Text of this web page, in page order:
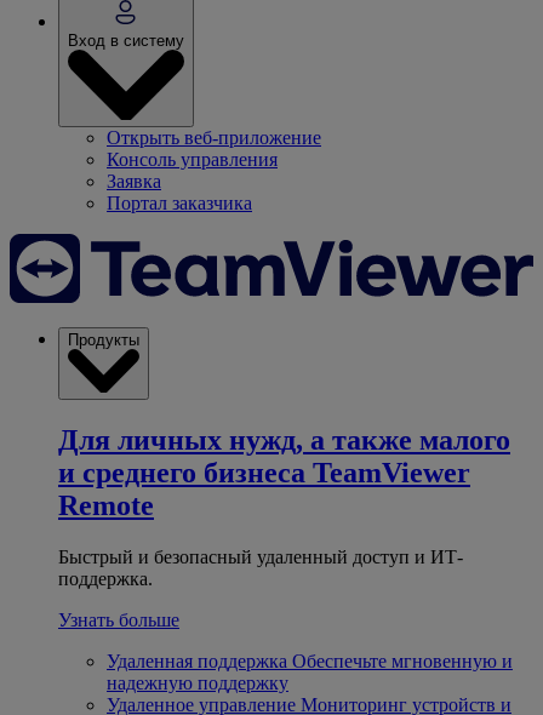
Вход в систему
Открыть веб-приложение
Консоль управления
Заявка
Портал заказчика
Продукты
Для личных нужд, а также малого
и среднего бизнеса TeamViewer
Remote
Быстрый и безопасный удаленный доступ и ИТ-
поддержка.
Узнать больше
Удаленная поддержка Обеспечьте мгновенную и
надежную поддержку
Удаленное управление Мониторинг устройств и